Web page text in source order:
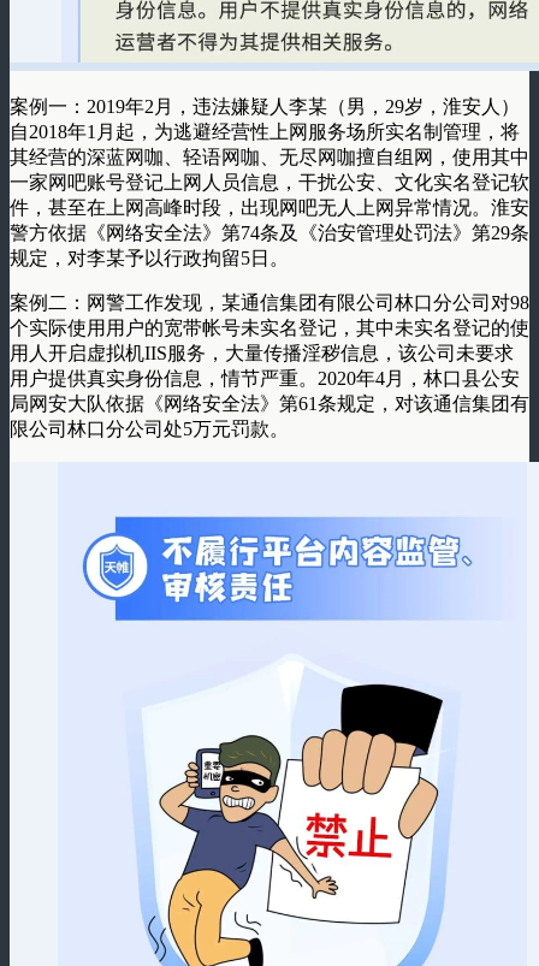
案例一：2019年2月，违法嫌疑人李某（男，29岁，淮安人）
自2018年1月起，为逃避经营性上网服务场所实名制管理，将
其经营的深蓝网咖、轻语网咖、无尽网咖擅自组网，使用其中
一家网吧账号登记上网人员信息，干扰公安、文化实名登记软
件，甚至在上网高峰时段，出现网吧无人上网异常情况。淮安
警方依据《网络安全法》第74条及《治安管理处罚法》第29条
规定，对李某予以行政拘留5日。
案例二：网警工作发现，某通信集团有限公司林口分公司对98
个实际使用用户的宽带帐号未实名登记，其中未实名登记的使
用人开启虚拟机IIS服务，大量传播淫秽信息，该公司未要求
用户提供真实身份信息，情节严重。2020年4月，林口县公安
局网安大队依据《网络安全法》第61条规定，对该通信集团有
限公司林口分公司处5万元罚款。